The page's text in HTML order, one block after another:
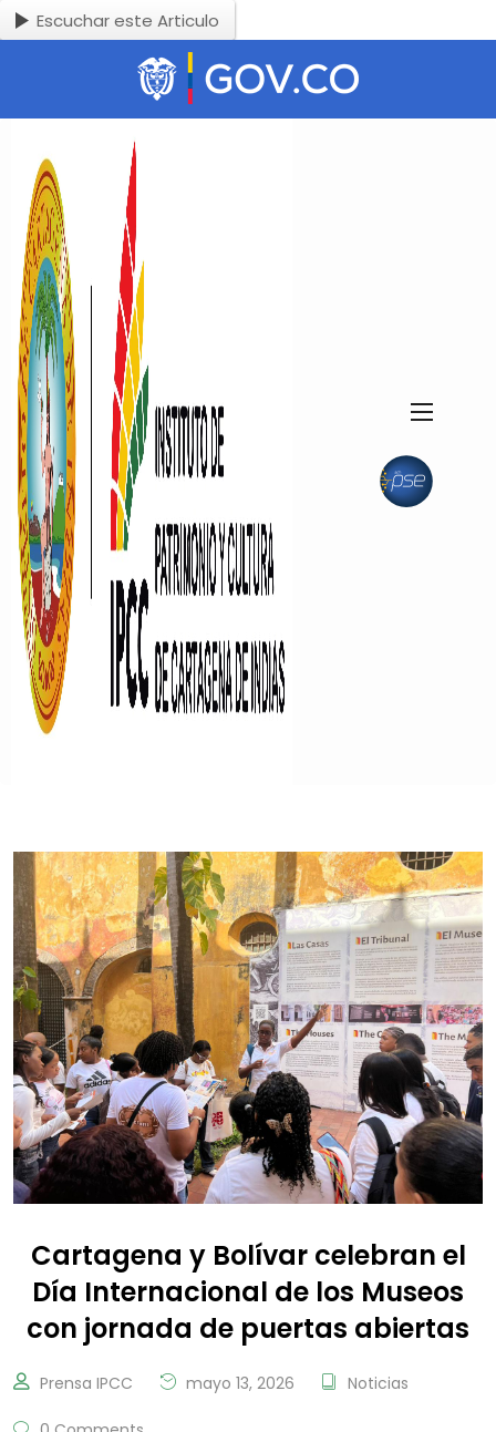
Escuchar este Articulo
Cartagena y Bolívar celebran el
Día Internacional de los Museos
con jornada de puertas abiertas
Prensa IPCC mayo 13, 2026 Noticias